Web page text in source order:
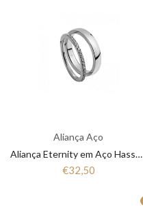
Aliança Aço
Aliança Eternity em Aço Hassu 7HSS010148A
€32,50